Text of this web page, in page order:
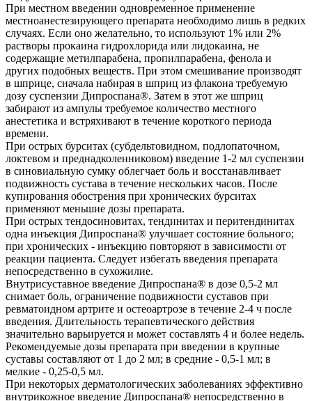
При местном введении одновременное применение
местноанестезирующего препарата необходимо лишь в редких
случаях. Если оно желательно, то используют 1% или 2%
растворы прокаина гидрохлорида или лидокаина, не
содержащие метилпарабена, пропилпарабена, фенола и
других подобных веществ. При этом смешивание производят
в шприце, сначала набирая в шприц из флакона требуемую
дозу суспензии Дипроспана®. Затем в этот же шприц
забирают из ампулы требуемое количество местного
анестетика и встряхивают в течение короткого периода
времени.
При острых бурситах (субдельтовидном, подлопаточном,
локтевом и преднадколенниковом) введение 1-2 мл суспензии
в синовиальную сумку облегчает боль и восстанавливает
подвижность сустава в течение нескольких часов. После
купирования обострения при хронических бурситах
применяют меньшие дозы препарата.
При острых тендосиновитах, тендинитах и перитендинитах
одна инъекция Дипроспана® улучшает состояние больного;
при хронических - инъекцию повторяют в зависимости от
реакции пациента. Следует избегать введения препарата
непосредственно в сухожилие.
Внутрисуставное введение Дипроспана® в дозе 0,5-2 мл
снимает боль, ограничение подвижности суставов при
ревматоидном артрите и остеоартрозе в течение 2-4 ч после
введения. Длительность терапевтического действия
значительно варьируется и может составлять 4 и более недель.
Рекомендуемые дозы препарата при введении в крупные
суставы составляют от 1 до 2 мл; в средние - 0,5-1 мл; в
мелкие - 0,25-0,5 мл.
При некоторых дерматологических заболеваниях эффективно
внутрикожное введение Дипроспана® непосредственно в